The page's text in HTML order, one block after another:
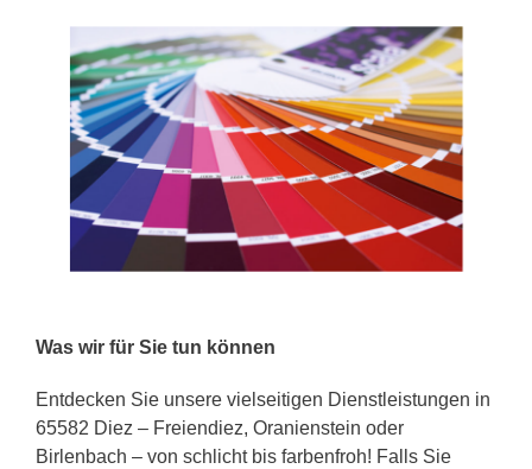
Was wir für Sie tun können
Entdecken Sie unsere vielseitigen Dienstleistungen in
65582 Diez – Freiendiez, Oranienstein oder
Birlenbach – von schlicht bis farbenfroh! Falls Sie